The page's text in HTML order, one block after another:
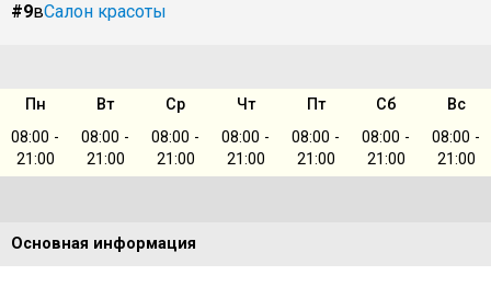
#9вСалон красоты
Пн Вт Ср Чт Пт Сб
Вс
08:00 -
21:00
08:00 -
21:00
08:00 -
21:00
08:00 -
21:00
08:00 -
21:00
08:00 -
21:00
08:00 -
21:00
Основная информация